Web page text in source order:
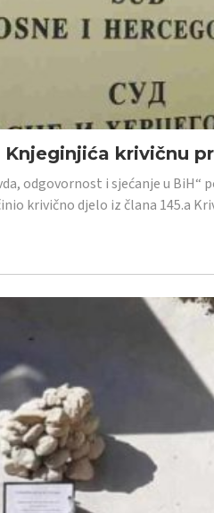
krivičnu
odgovornost i sjećanje u
krivično djelo iz člana 145.a